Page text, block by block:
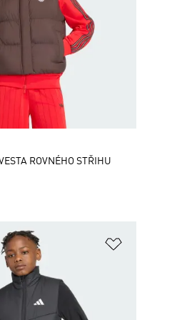
ROVNÉHO STŘIHU
přání